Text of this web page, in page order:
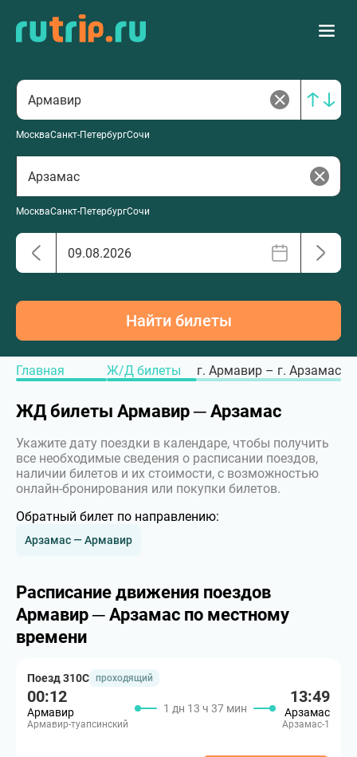
МоскваСанкт-ПетербургСочи
МоскваСанкт-ПетербургСочи
Найти билеты
Главная Ж/Д билеты г. Армавир – г. Арзамас
ЖД билеты Армавир ─ Арзамас
Укажите дату поездки в календаре, чтобы получить
все необходимые сведения о расписании поездов,
наличии билетов и их стоимости, с возможностью
онлайн-бронирования или покупки билетов.
Обратный билет по направлению:
Арзамас — Армавир
Расписание движения поездов
Армавир ─ Арзамас по местному
времени
Поезд 310С проходящий
00:12
Армавир
Армавир-туапсинский
1 дн 13 ч 37 мин
13:49
Арзамас
Арзамас-1